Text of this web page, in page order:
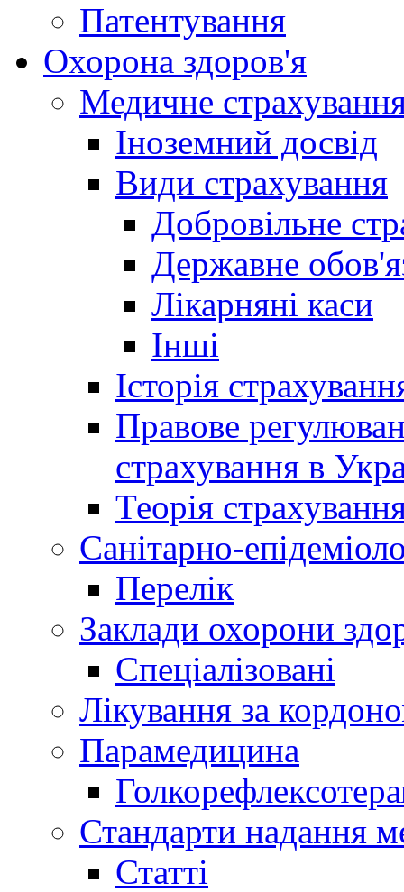
Патентування
Охорона здоров'я
Медичне
Іноземний досвід
Види страхування
Добровільне
Державне
Лікарняні каси
Інші
Історія
Правове
страхування в
Теорія
Санітарно-
Перелік
Заклади охорони
Спеціалізовані
Лікування за
Парамедицина
Стандарти надання
Статті